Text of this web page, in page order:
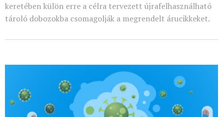
keretében külön erre a célra tervezett újrafelhasználható
tároló dobozokba csomagolják a megrendelt árucikkeket.